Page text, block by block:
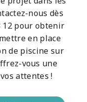
nous dès
12 pour obtenir
en place
de piscine sur
vous une
attentes !